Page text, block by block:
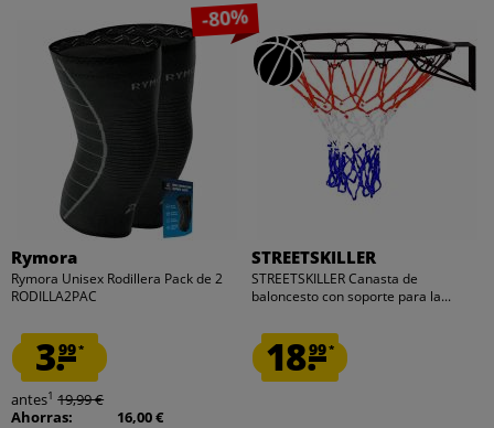
-80%
Rymora
Rymora Unisex Rodillera Pack de 2
RODILLA2PAC
3.99*
antes1 19,99 €
Ahorras:
16,00 €
STREETSKILLER
STREETSKILLER Canasta de
baloncesto con soporte para la...
18.99*